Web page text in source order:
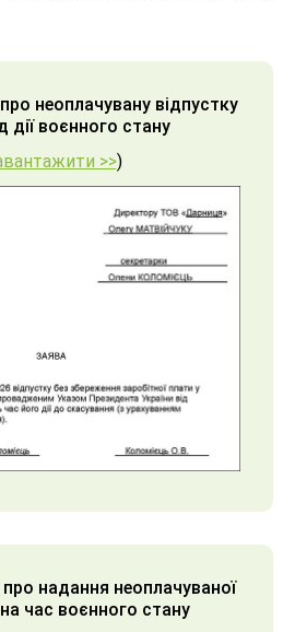
неоплачувану відпустку
дії воєнного стану
>>)
надання неоплачуваної
час воєнного стану